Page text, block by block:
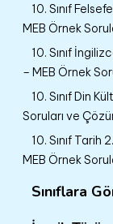
10. Sınıf
MEB Örnek
10. Sınıf
– MEB Örnek
10. Sınıf Din
Soruları ve
10. Sınıf Tarih
MEB Örnek
Sınıflara